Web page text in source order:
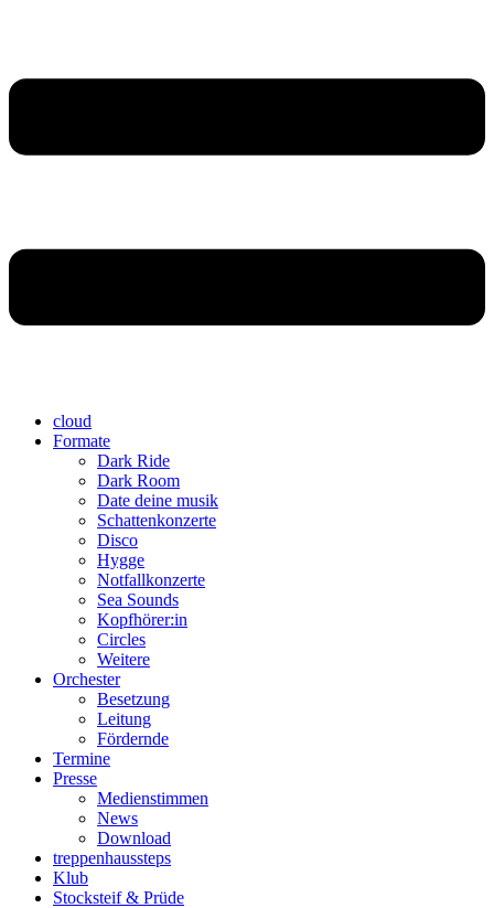
cloud
Formate
Dark Ride
Dark Room
Date deine musik
Schattenkonzerte
Disco
Hygge
Notfallkonzerte
Sea Sounds
Kopfhörer:in
Circles
Weitere
Orchester
Besetzung
Leitung
Fördernde
Termine
Presse
Medienstimmen
News
Download
treppenhaussteps
Klub
Stocksteif & Prüde